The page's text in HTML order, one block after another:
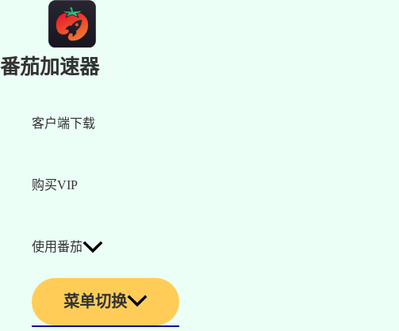
番茄加速器
客户端下载
购买VIP
使用番茄
菜单切换